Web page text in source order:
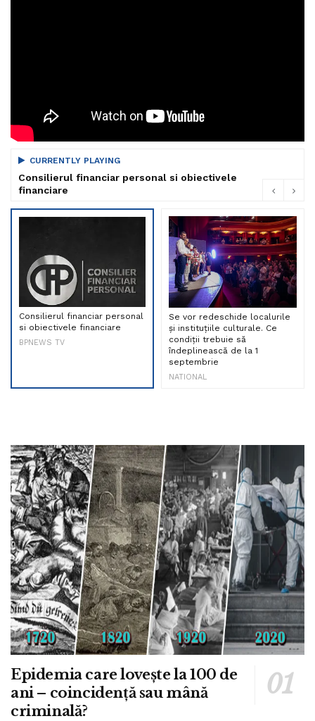
CURRENTLY PLAYING
Consilierul financiar personal si obiectivele
financiare
Consilierul financiar personal
si obiectivele financiare
BPNEWS TV
Se vor redeschide localurile
și instituțiile culturale. Ce
condiții trebuie să
îndeplinească de la 1
septembrie
NATIONAL
Epidemia care lovește la 100 de
ani – coincidență sau mână
criminală?